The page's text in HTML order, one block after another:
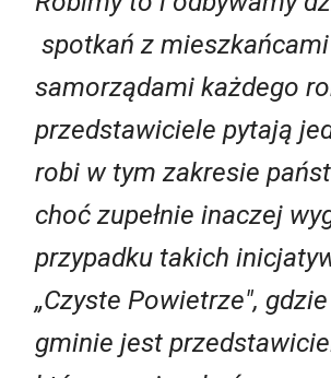
spotkań z
samorządami każdego
przedstawiciele pytają
robi w tym zakresie
choć zupełnie inaczej
przypadku takich
„Czyste Powietrze",
gminie jest